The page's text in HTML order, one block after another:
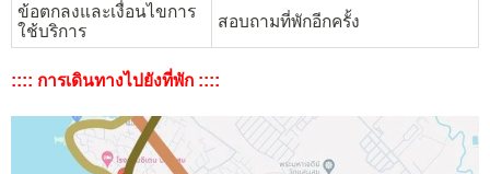
ข้อตกลงและเงื่อนไขการ
ใช้บริการ
สอบถามที่พักอีกครั้ง
:::: การเดินทางไปยังที่พัก ::::